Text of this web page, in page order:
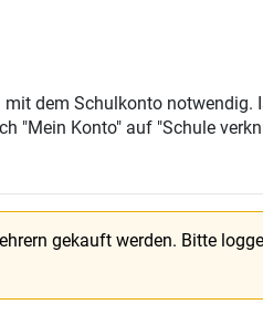
dem Schulkonto notwendig.
"Mein Konto" auf "Schule
gekauft werden. Bitte